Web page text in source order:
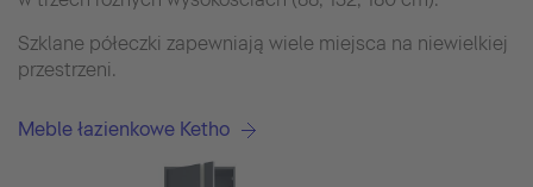
Szklane półeczki zapewniają wiele miejsca na niewielkiej
przestrzeni.
Meble łazienkowe Ketho